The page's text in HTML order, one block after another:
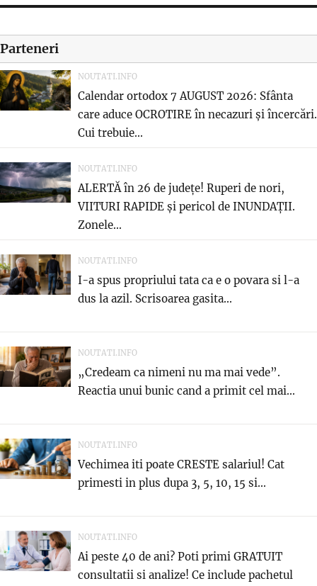
Parteneri
NOUTATI.INFO
Calendar ortodox 7 AUGUST 2026: Sfânta
care aduce OCROTIRE în necazuri și încercări.
Cui trebuie...
NOUTATI.INFO
ALERTĂ în 26 de județe! Ruperi de nori,
VIITURI RAPIDE și pericol de INUNDAȚII.
Zonele...
NOUTATI.INFO
I-a spus propriului tata ca e o povara si l-a
dus la azil. Scrisoarea gasita...
NOUTATI.INFO
„Credeam ca nimeni nu ma mai vede”.
Reactia unui bunic cand a primit cel mai...
NOUTATI.INFO
Vechimea iti poate CRESTE salariul! Cat
primesti in plus dupa 3, 5, 10, 15 si...
NOUTATI.INFO
Ai peste 40 de ani? Poti primi GRATUIT
consultatii si analize! Ce include pachetul